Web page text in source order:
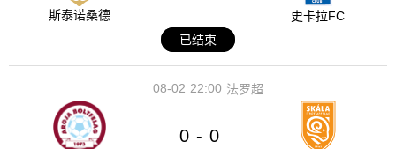
斯泰诺桑德
史卡拉FC
已结束
22:00
08-02 法罗超
0 - 0